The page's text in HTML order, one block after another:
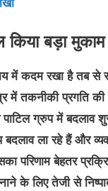
बड़ा मुकाम
में कदम रखा है तब से
में तकनीकी प्रगति
ग्रुप में बदलाव
बदलाव ला रहे हैं और
परिणाम बेहतर
के लिए तेजी से